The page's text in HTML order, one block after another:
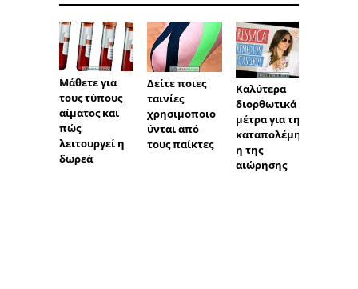
Μάθετε για
τους τύπους
αίματος και
πώς
λειτουργεί η
δωρεά
Δείτε ποιες
ταινίες
χρησιμοποιο
ύνται από
τους παίκτες
Καλύτερα
διορθωτικά
μέτρα για την
καταπολέμησ
η της
αιώρησης